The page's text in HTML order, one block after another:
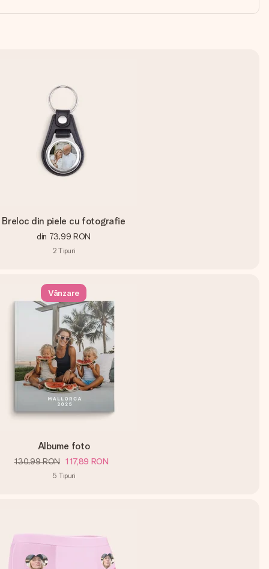
Breloc din piele cu fotografie
din 73,99 RON
2 Tipuri
Vânzare
Albume foto
130,99 RON 117,89 RON
5 Tipuri